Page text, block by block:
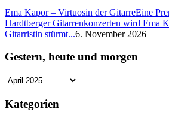
Ema Kapor – Virtuosin der GitarreEine
Hardtberger Gitarrenkonzerten wird Ema
Gitarristin stürmt...6. November 2026
Gestern, heute und morgen
Gestern,
und
morgen
Kategorien